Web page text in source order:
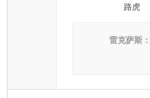
路虎
雷克萨斯：